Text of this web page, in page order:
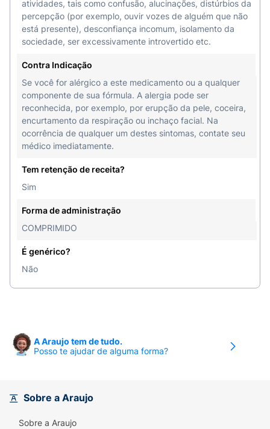
atividades, tais como confusão, alucinações, distúrbios da
percepção (por exemplo, ouvir vozes de alguém que não
está presente), desconfiança incomum, isolamento da
sociedade, ser excessivamente introvertido etc.
Contra Indicação
Se você for alérgico a este medicamento ou a qualquer
componente de sua fórmula. A alergia pode ser
reconhecida, por exemplo, por erupção da pele, coceira,
encurtamento da respiração ou inchaço facial. Na
ocorrência de qualquer um destes sintomas, contate seu
médico imediatamente.
Tem retenção de receita?
Sim
Forma de administração
COMPRIMIDO
É genérico?
Não
A Araujo tem de tudo.
Posso te ajudar de alguma forma?
Sobre a Araujo
Sobre a Araujo